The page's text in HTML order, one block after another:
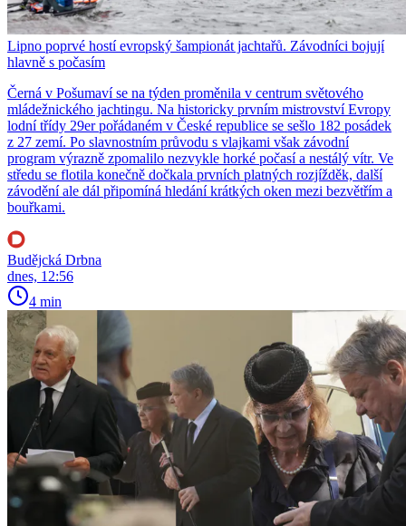
Lipno poprvé hostí evropský šampionát jachtařů. Závodníci bojují
hlavně s počasím
Černá v Pošumaví se na týden proměnila v centrum světového
mládežnického jachtingu. Na historicky prvním mistrovství Evropy
lodní třídy 29er pořádaném v České republice se sešlo 182 posádek
z 27 zemí. Po slavnostním průvodu s vlajkami však závodní
program výrazně zpomalilo nezvykle horké počasí a nestálý vítr. Ve
středu se flotila konečně dočkala prvních platných rozjížděk, další
závodění ale dál připomíná hledání krátkých oken mezi bezvětřím a
bouřkami.
Budějcká Drbna
dnes, 12:56
4 min